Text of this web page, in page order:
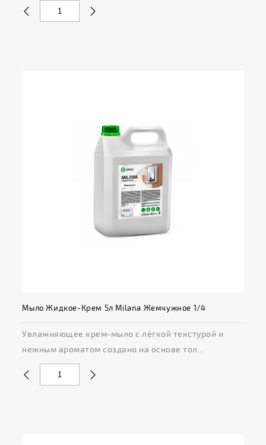
Мыло Жидкое-Крем 5л Milana Жемчужное 1/4
Увлажняющее крем-мыло с лёгкой текстурой и
нежным ароматом создано на основе тол...